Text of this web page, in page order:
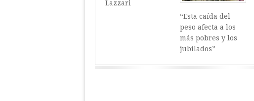
Lazzari
“Esta caída del
peso afecta a los
más pobres y los
jubilados”